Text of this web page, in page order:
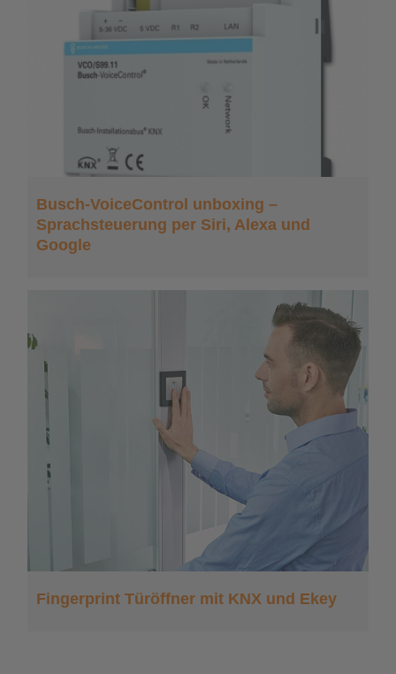
Busch-VoiceControl unboxing –
Sprachsteuerung per Siri, Alexa und
Google
Fingerprint Türöffner mit KNX und Ekey